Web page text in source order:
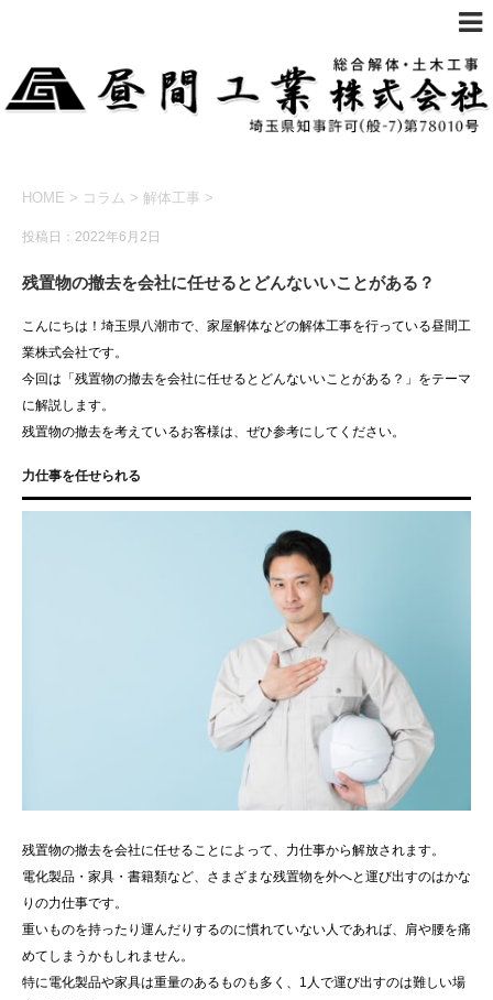
HOME > コラム > 解体工事 >
投稿日：2022年6月2日
残置物の撤去を会社に任せるとどんないいことがある？
こんにちは！埼玉県八潮市で、家屋解体などの解体工事を行っている昼間工
業株式会社です。
今回は「残置物の撤去を会社に任せるとどんないいことがある？」をテーマ
に解説します。
残置物の撤去を考えているお客様は、ぜひ参考にしてください。
力仕事を任せられる
残置物の撤去を会社に任せることによって、力仕事から解放されます。
電化製品・家具・書籍類など、さまざまな残置物を外へと運び出すのはかな
りの力仕事です。
重いものを持ったり運んだりするのに慣れていない人であれば、肩や腰を痛
めてしまうかもしれません。
特に電化製品や家具は重量のあるものも多く、1人で運び出すのは難しい場